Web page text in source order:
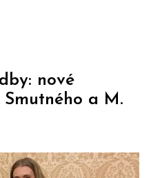
nové
Smutného a M.